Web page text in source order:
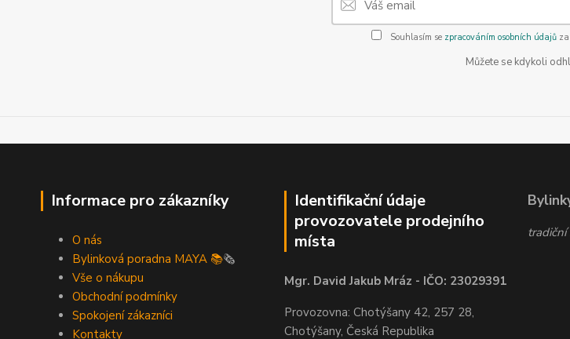
Souhlasím se zpracováním osobních údajůza
Můžete se kdykoli
Informace pro zákazníky
O nás
Bylinková poradna MAYA 📚🗞️
Vše o nákupu
Obchodní podmínky
Spokojení zákazníci
Kontakty
Identifikační údaje
provozovatele prodejního
místa
Mgr. David Jakub Mráz - IČO: 23029391
Provozovna: Chotýšany 42, 257 28,
Chotýšany, Česká Republika